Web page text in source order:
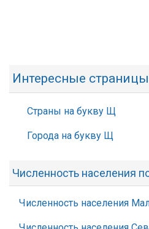
Интересные страницы
Страны на букву Щ
Города на букву Щ
Численность населения
Численность населения